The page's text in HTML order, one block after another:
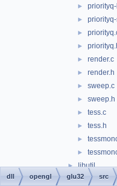
►
►
►
►
► render.c
► render.h
► sweep.c
► sweep.h
► tess.c
► tess.h
►
►
► libutil
precomp.h
dll opengl glu32 src